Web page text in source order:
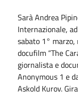
Sarà Andrea
Internazionale,
sabato 1°
docufilm “The
giornalista e
Anonymous 1 e
Askold Kurov.